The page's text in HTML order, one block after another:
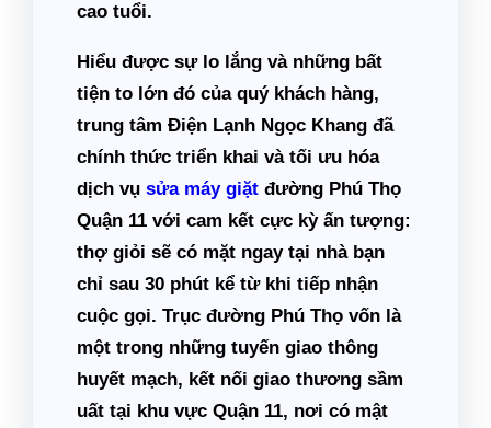
cao tuổi.
Hiểu được sự lo lắng và những bất
tiện to lớn đó của quý khách hàng,
trung tâm Điện Lạnh Ngọc Khang đã
chính thức triển khai và tối ưu hóa
dịch vụ sửa máy giặt đường Phú Thọ
Quận 11 với cam kết cực kỳ ấn tượng:
thợ giỏi sẽ có mặt ngay tại nhà bạn
chỉ sau 30 phút kể từ khi tiếp nhận
cuộc gọi. Trục đường Phú Thọ vốn là
một trong những tuyến giao thông
huyết mạch, kết nối giao thương sầm
uất tại khu vực Quận 11, nơi có mật